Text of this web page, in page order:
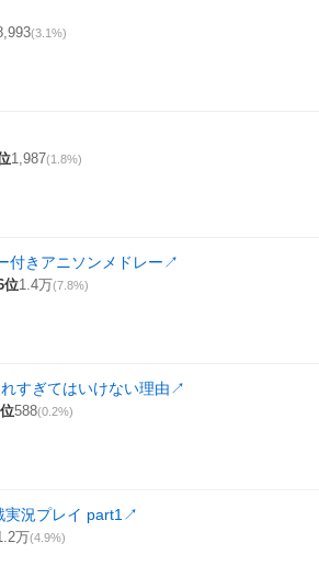
(3.1%)
1,987(1.8%)
付きアニソンメドレー↗
位1.4万(7.8%)
すぎてはいけない理由↗
588(0.2%)
況プレイ part1 ↗
万(4.9%)